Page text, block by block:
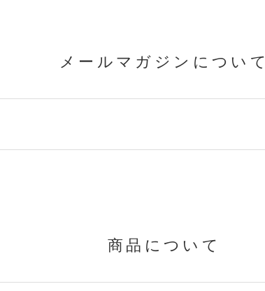
メールマガジンについて
商品について